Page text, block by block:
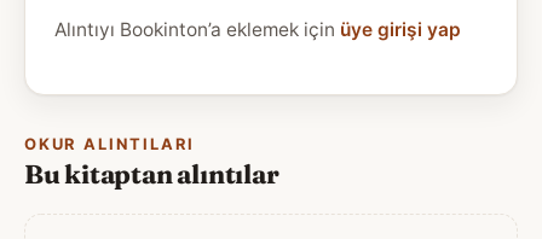
Alıntıyı Bookinton’a eklemek için üye girişi yap
OKUR ALINTILARI
Bu kitaptan alıntılar